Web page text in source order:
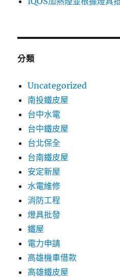
分類
Uncategorized
南投鐵皮屋
台中水電
台中鐵皮屋
台北保全
台南鐵皮屋
安定新屋
水電維修
消防工程
燈具批發
鐵屋
電力申請
高雄機車借款
高雄鐵皮屋